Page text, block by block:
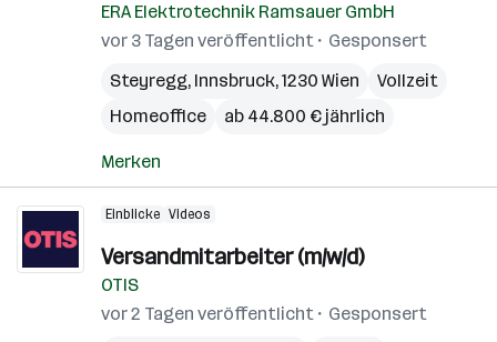
ERA Elektrotechnik Ramsauer GmbH
vor 3 Tagen veröffentlicht
Gesponsert
Steyregg, Innsbruck,1230 Wien
Vollzeit
Homeoffice
ab 44.800 € jährlich
Merken
Einblicke Videos
Versandmitarbeiter (m/w/d)
OTIS
vor 2 Tagen veröffentlicht
Gesponsert